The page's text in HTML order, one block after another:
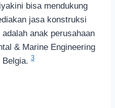
bisa mendukung
jasa konstruksi
anak perusahaan
& Marine Engineering
3